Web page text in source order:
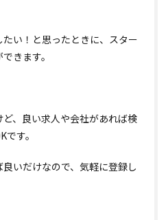
い！と思ったときに、スター
きます。
、良い求人や会社があれば検
す。
いだけなので、気軽に登録し